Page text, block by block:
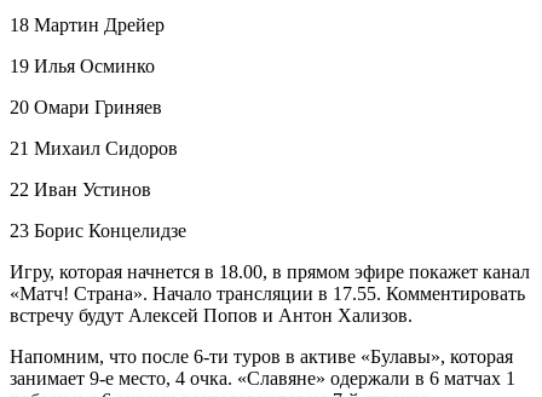
18 Мартин Дрейер
19 Илья Осминко
20 Омари Гриняев
21 Михаил Сидоров
22 Иван Устинов
23 Борис Концелидзе
Игру, которая начнется в 18.00, в прямом эфире покажет канал
«Матч! Страна». Начало трансляции в 17.55. Комментировать
встречу будут Алексей Попов и Антон Хализов.
Напомним, что после 6-ти туров в активе «Булавы», которая
занимает 9-е место, 4 очка. «Славяне» одержали в 6 матчах 1